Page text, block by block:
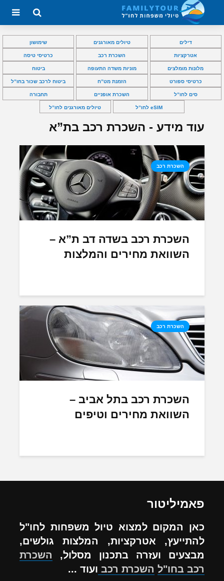
דילים טיולים מאורגנים שימושון
אטרקציות השכרת רכב כרטיסי טיסה
מלונות מומלצים מוניות משדה התעופה ביטוח
כרטיסי ספורט הזמנת מט”ח ביטוח לרכב שכור בחו”ל
סים לחו”ל השכרת אופניים תחבורה
eSIM לחו”ל טיולים מאורגנים לחו”ל
עוד מידע - השכרת רכב בת”א
השכרת רכב
השכרת רכב בשדה דב ת”א –
השוואת מחירים והמלצות
השכרת רכב
השכרת רכב בתל אביב –
השוואת מחירים וטיפים
פאמיליטור
כאן המקום למצוא טיול משפחות לחו"ל
להתייעץ, אטרקציות, המלצות גולשים,
מבצעים ועזרה בתכנון מסלול, השכרת
רכב בחו"ל השכרת רכב ועוד ...